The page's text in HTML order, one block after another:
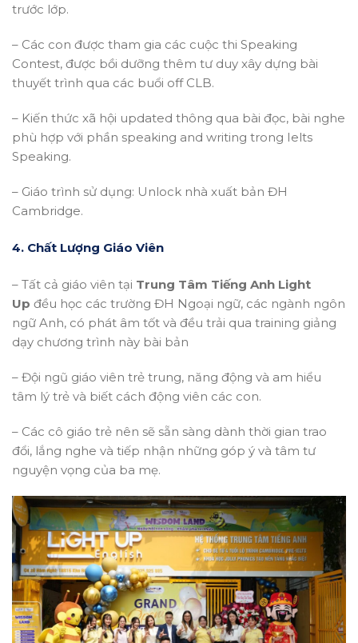
trước lớp.
– Các con được tham gia các cuộc thi Speaking
Contest, được bồi dưỡng thêm tư duy xây dựng bài
thuyết trình qua các buổi off CLB.
– Kiến thức xã hội updated thông qua bài đọc, bài nghe
phù hợp với phần speaking and writing trong Ielts
Speaking.
– Giáo trình sử dụng: Unlock nhà xuất bản ĐH
Cambridge.
4. Chất Lượng Giáo Viên
– Tất cả giáo viên tại Trung Tâm Tiếng Anh Light
Up đều học các trường ĐH Ngoại ngữ, các ngành ngôn
ngữ Anh, có phát âm tốt và đều trải qua training giảng
dạy chương trình này bài bản
– Đội ngũ giáo viên trẻ trung, năng động và am hiểu
tâm lý trẻ và biết cách động viên các con.
– Các cô giáo trẻ nên sẽ sẵn sàng dành thời gian trao
đổi, lắng nghe và tiếp nhận những góp ý và tâm tư
nguyện vọng của ba mẹ.